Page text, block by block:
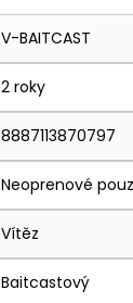
V-BAITCAST
2 roky
8887113870797
Neoprenové
Vítěz
Baitcastový